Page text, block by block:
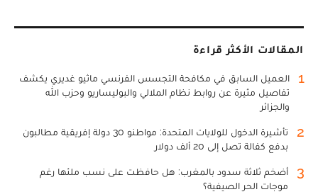
المقالات الأكثر قراءة
1
العميل السابق في مكافحة التجسس الفرنسي ماثيو غديري يكشف
تفاصيل مثيرة عن روابط نظام الملالي والبوليساريو وحزب الله
والجزائر
2
تأشيرة الدخول للولايات المتحدة: مواطنو 30 دولة إفريقية مطالبون
بدفع كفالة تصل إلى 20 ألف دولار
3
أضخم ثلاثة سدود بالمغرب: هل حافظت على نسب ملئها رغم
موجات الحر الصيفية؟